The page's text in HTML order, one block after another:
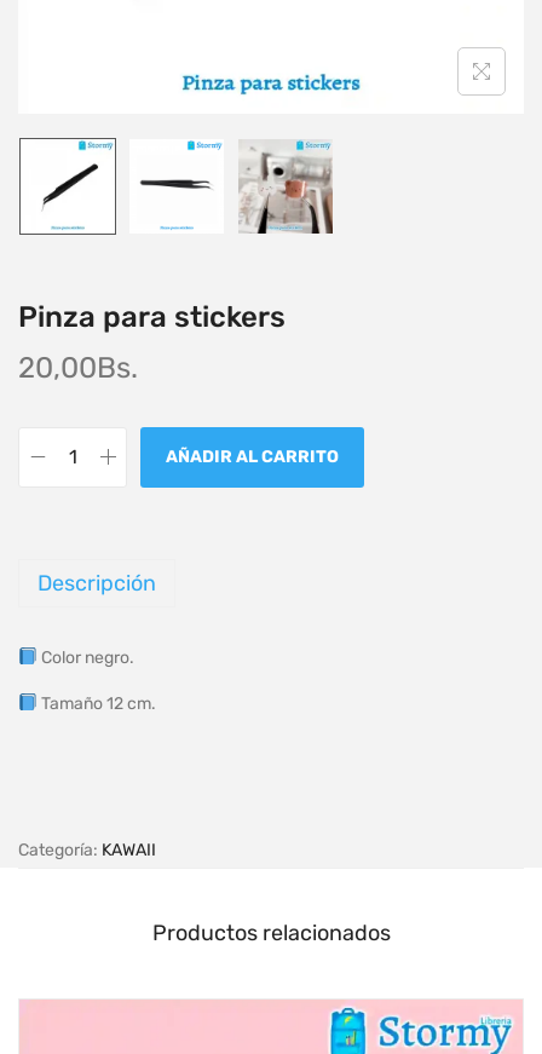
Pinza para stickers
20,00Bs.
AÑADIR AL CARRITO
Descripción
Color negro.
Tamaño 12 cm.
Categoría: KAWAII
Productos relacionados